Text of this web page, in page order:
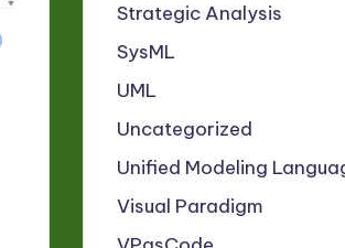
Strategic Analysis
SysML
UML
Uncategorized
Unified Modeling
Visual Paradigm